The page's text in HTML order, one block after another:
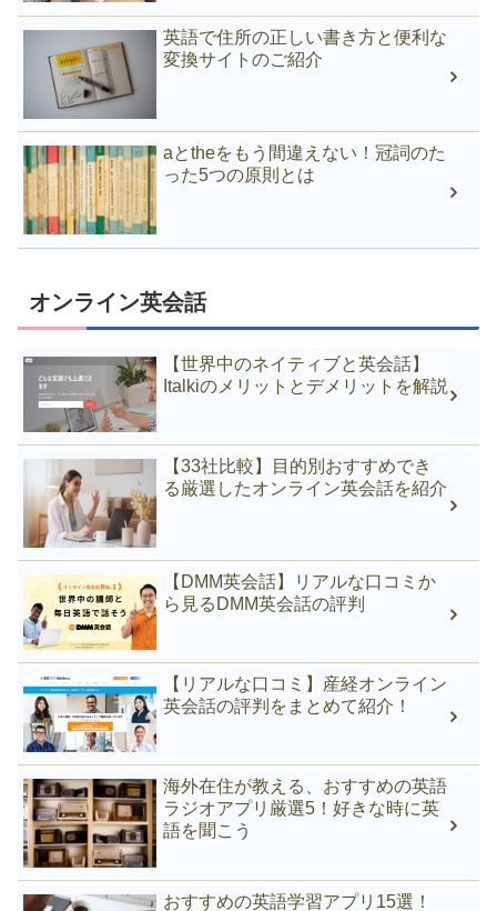
英語で住所の正しい書き方と便利な
変換サイトのご紹介
aとtheをもう間違えない！冠詞のた
った5つの原則とは
オンライン英会話
【世界中のネイティブと英会話】
Italkiのメリットとデメリットを解説
【33社比較】目的別おすすめでき
る厳選したオンライン英会話を紹介
【DMM英会話】リアルな口コミか
ら見るDMM英会話の評判
【リアルな口コミ】産経オンライン
英会話の評判をまとめて紹介！
海外在住が教える、おすすめの英語
ラジオアプリ厳選5！好きな時に英
語を聞こう
おすすめの英語学習アプリ15選！